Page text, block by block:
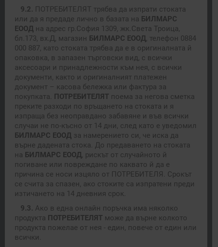
9.2. ПОТРЕБИТЕЛЯТ трябва да изпрати стоката
или да я предаде лично в базата на БИЛМАРС
ЕООД на адрес гр.София 1309, жк.Света Троица,
бл.173, вх.Д, магазин БИЛМАРС ЕООД, телефон 0884
000 887, като стоката трябва да е в оригиналната й
опаковка, в запазен търговски вид, с всички
аксесоари и принадлежности към нея, с всички
документи, както и оригиналният платежен
документ – касова бележка или фактура за
покупката.
ПОТРЕБИТЕЛЯТ поема за негова сметка
преките разходи по връщането на стоката и я
изпраща без неоправдано забавяне и във всички
случаи не по-късно от 14 дни, след като е уведомил
БИЛМАРС ЕООД за намерението си, че иска да
върне дадената стока. До предаването на стоката
на БИЛМАРС ЕООД, рискът от случайното й
погиване или повреждане по каквато й да е
причина се носи изцяло от ПОТРЕБИТЕЛЯ. Срокът
се счита за спазен, ако стоките са изпратени преди
изтичането на 14 дневния срок.
9.3. Ако в една онлайн поръчка има няколко
продукта ПОТРЕБИТЕЛЯТ може да върне колкото
продукта пожелае от нея - един, повече от един или
всички.